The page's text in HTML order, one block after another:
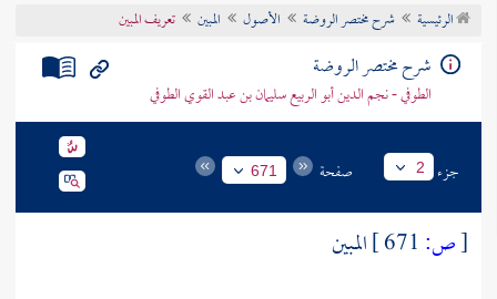
تراجم الأعلام
الرئيسية شرح مختصر الروضة الأصول المبين تعريف المبين
شرح مختصر الروضة
الطوفي - نجم الدين أبو الربيع سليمان بن عبد القوي الطوفي
جزء 2 صفحة 671
[ص:
المبين